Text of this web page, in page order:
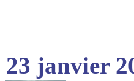
23 janvier